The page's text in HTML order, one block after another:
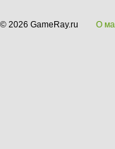
© 2026 GameRay.ru О